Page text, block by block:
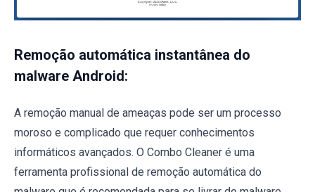
Remoção automática instantânea do
malware Android:
A remoção manual de ameaças pode ser um processo
moroso e complicado que requer conhecimentos
informáticos avançados. O Combo Cleaner é uma
ferramenta profissional de remoção automática do